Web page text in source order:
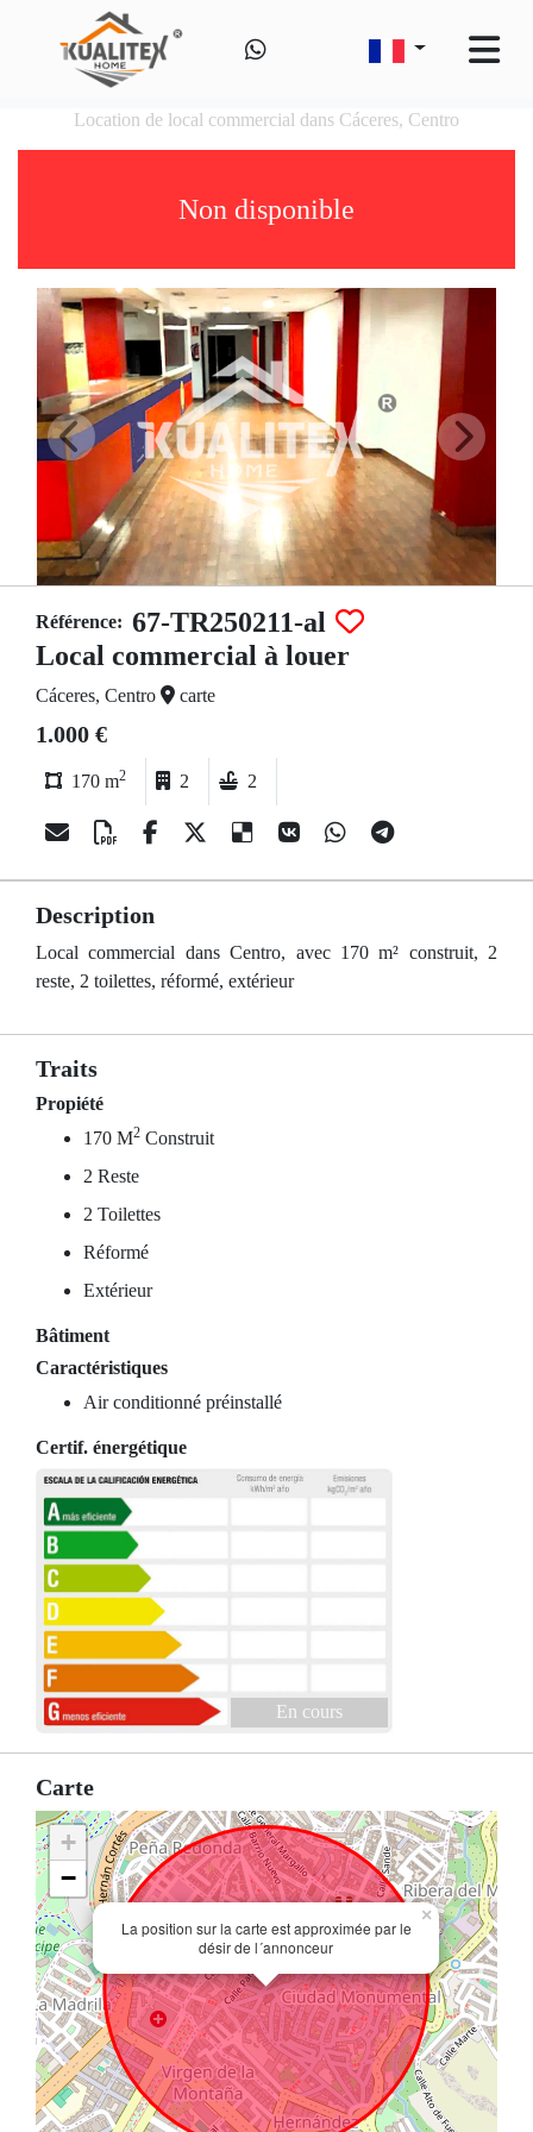
Location de local commercial dans Cáceres, Centro
Non disponible
Référence: 67-TR250211-al
Local commercial à louer
Cáceres, Centro carte
1.000 €
170 m2 2 2
Description
Local commercial dans Centro, avec 170 m² construit, 2
reste, 2 toilettes, réformé, extérieur
Traits
Propiété
170 M2 Construit
2 Reste
2 Toilettes
Réformé
Extérieur
Bâtiment
Caractéristiques
Air conditionné préinstallé
Certif. énergétique
En cours
Carte
La position sur la carte est approximée par le
désir de l´annonceur
×
+
−